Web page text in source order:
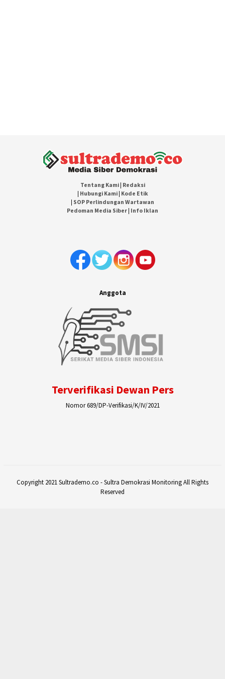
Tentang Kami| Redaksi
| Hubungi Kami| Kode Etik
| SOP Perlindungan Wartawan
Pedoman Media Siber | Info Iklan
Anggota
Terverifikasi Dewan Pers
Nomor 689/DP-Verifikasi/K/IV/2021
Copyright 2021 Sultrademo.co - Sultra Demokrasi Monitoring All Rights
Reserved